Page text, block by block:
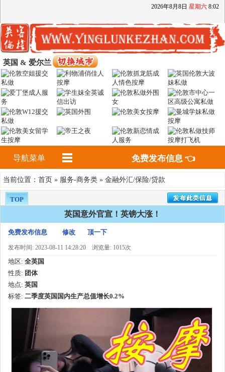
2026年8月 8日 星期六 8:02
英国 & 爱尔兰
导航菜单 免费发布信息 👈
当前位置： 首页 » 服务-商务类 » 金融外汇/保险/贷款
TOP
英国意外官宣！英镑大涨！
免费发布信息 修改 顶一下
发布时间: 2023-08-11 14:28:20 浏览量: 1015次
地区: 全英国
性质: 团体
地点: 英国
标签: 二季度英国国内生产总值增长0.2%